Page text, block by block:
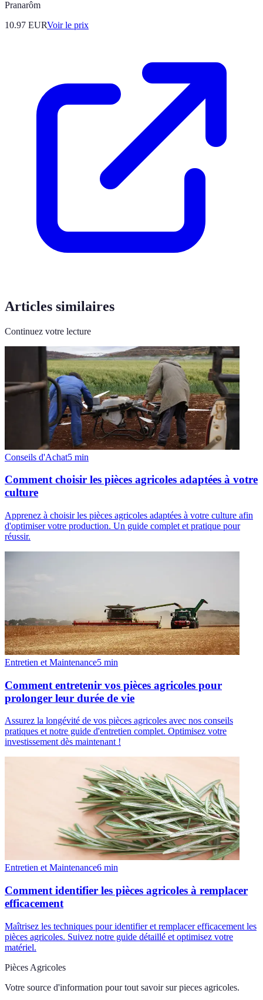
Pranarôm
10.97 EURVoir le prix
Articles similaires
Continuez votre lecture
Conseils d'Achat5 min
Comment choisir les pièces agricoles adaptées à votre
culture
Apprenez à choisir les pièces agricoles adaptées à votre culture afin
d'optimiser votre production. Un guide complet et pratique pour
réussir.
Entretien et Maintenance5 min
Comment entretenir vos pièces agricoles pour
prolonger leur durée de vie
Assurez la longévité de vos pièces agricoles avec nos conseils
pratiques et notre guide d'entretien complet. Optimisez votre
investissement dès maintenant !
Entretien et Maintenance6 min
Comment identifier les pièces agricoles à remplacer
efficacement
Maîtrisez les techniques pour identifier et remplacer efficacement les
pièces agricoles. Suivez notre guide détaillé et optimisez votre
matériel.
Pièces Agricoles
Votre source d'information pour tout savoir sur pieces agricoles.